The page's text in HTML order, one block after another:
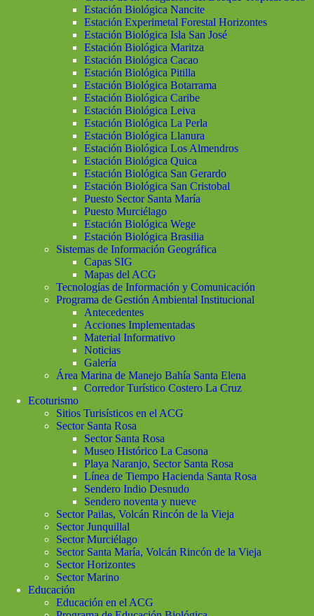
Estación Biológica Nancite
Estación Experimetal Forestal Horizontes
Estación Biológica Isla San José
Estación Biológica Maritza
Estación Biológica Cacao
Estación Biológica Pitilla
Estación Biológica Botarrama
Estación Biológica Caribe
Estación Biológica Leiva
Estación Biológica La Perla
Estación Biológica Llanura
Estación Biológica Los Almendros
Estación Biológica Quica
Estación Biológica San Gerardo
Estación Biológica San Cristobal
Puesto Sector Santa María
Puesto Murciélago
Estación Biológica Wege
Estación Biológica Brasilia
Sistemas de Información Geográfica
Capas SIG
Mapas del ACG
Tecnologías de Información y Comunicación
Programa de Gestión Ambiental Institucional
Antecedentes
Acciones Implementadas
Material Informativo
Noticias
Galería
Área Marina de Manejo Bahía Santa Elena
Corredor Turístico Costero La Cruz
Ecoturismo
Sitios Turisísticos en el ACG
Sector Santa Rosa
Sector Santa Rosa
Museo Histórico La Casona
Playa Naranjo, Sector Santa Rosa
Línea de Tiempo Hacienda Santa Rosa
Sendero Indio Desnudo
Sendero noventa y nueve
Sector Pailas, Volcán Rincón de la Vieja
Sector Junquillal
Sector Murciélago
Sector Santa María, Volcán Rincón de la Vieja
Sector Horizontes
Sector Marino
Educación
Educación en el ACG